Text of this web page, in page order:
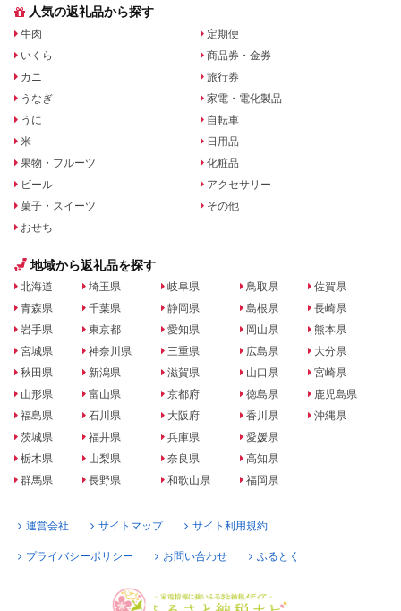
人気の返礼品から探す
牛肉
いくら
カニ
うなぎ
うに
米
果物・フルーツ
ビール
菓子・スイーツ
おせち
定期便
商品券・金券
旅行券
家電・電化製品
自転車
日用品
化粧品
アクセサリー
その他
地域から返礼品を探す
北海道
青森県
岩手県
宮城県
秋田県
山形県
福島県
茨城県
栃木県
群馬県
埼玉県
千葉県
東京都
神奈川県
新潟県
富山県
石川県
福井県
山梨県
長野県
岐阜県
静岡県
愛知県
三重県
滋賀県
京都府
大阪府
兵庫県
奈良県
和歌山県
鳥取県
島根県
岡山県
広島県
山口県
徳島県
香川県
愛媛県
高知県
福岡県
佐賀県
長崎県
熊本県
大分県
宮崎県
鹿児島県
沖縄県
運営会社 サイトマップ サイト利用規約
プライバシーポリシー お問い合わせ ふるとく